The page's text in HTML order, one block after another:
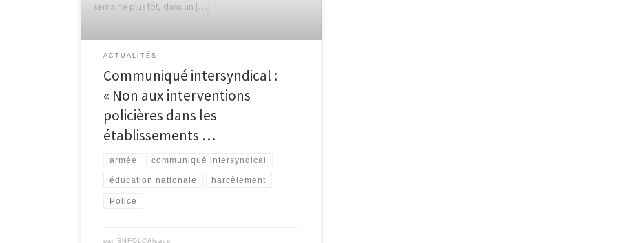
semaine plus tôt, dans un […]
ACTUALITÉS
Communiqué intersyndical :
« Non aux interventions
policières dans les
établissements …
armée communiqué intersyndical
éducation nationale harcèlement
Police
parSNFOLCAlsace